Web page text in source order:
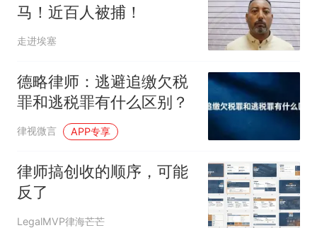
马！近百人被捕！
走进埃塞
德略律师：逃避追缴欠税
罪和逃税罪有什么区别？
律视微言 APP专享
律师搞创收的顺序，可能
反了
LegalMVP律海芒芒